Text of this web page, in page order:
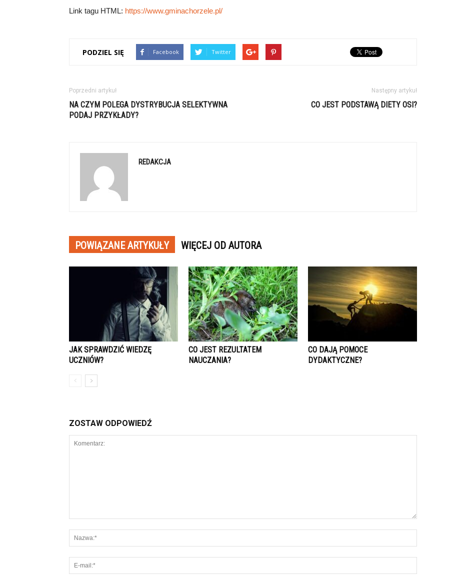
Link tagu HTML: https://www.gminachorzele.pl/
PODZIEL SIĘ Facebook Twitter
Poprzedni artykuł
NA CZYM POLEGA DYSTRYBUCJA SELEKTYWNA
PODAJ PRZYKŁADY?
Następny artykuł
CO JEST PODSTAWĄ DIETY OSI?
REDAKCJA
POWIĄZANE ARTYKUŁY WIĘCEJ OD AUTORA
JAK SPRAWDZIĆ WIEDZĘ
UCZNIÓW?
CO JEST REZULTATEM
NAUCZANIA?
CO DAJĄ POMOCE
DYDAKTYCZNE?
ZOSTAW ODPOWIEDŹ